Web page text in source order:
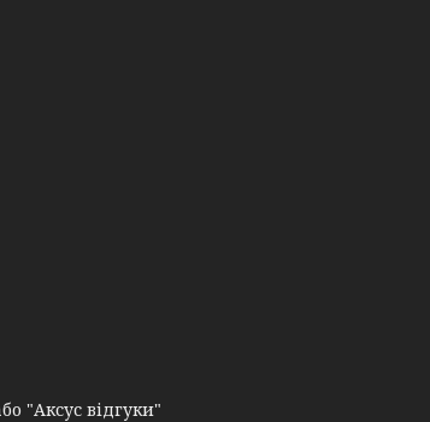
"Аксус відгуки"